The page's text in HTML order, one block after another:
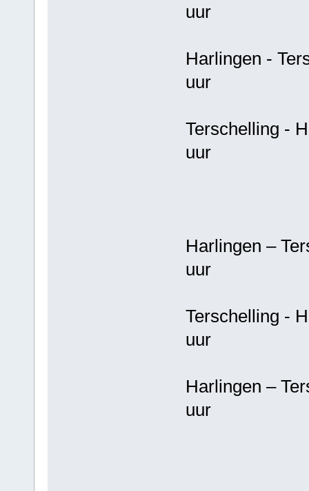
uur
Harlingen -
uur
Terschelling
uur
Harlingen –
uur
Terschelling
uur
Harlingen –
uur